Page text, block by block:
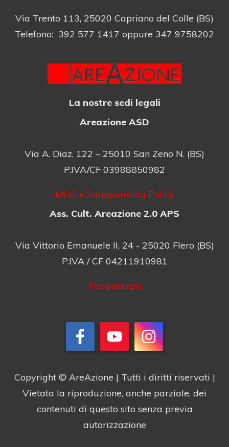
Via Trento 113, 25020 Capriano del Colle (BS)
Telefono: 392 577 1417 oppure 347 9758202
La nostre sedi legali
Areazione ASD
Via A. Diaz, 122 – 25010 San Zeno N. (BS)
P.IVA/CF 03988850982
MOG e Safeguarding Policy
Ass. Cult. Areazione 2.0 APS
Via Vittorio Emanuele II, 24 - 25020 Flero (BS)
P.IVA / CF 04211910981
Trasparenza
Copyright © AreAzione | Tutti i diritti riservati |
Vietata la riproduzione, anche parziale, dei
contenuti di questo sito senza previa
autorizzazione